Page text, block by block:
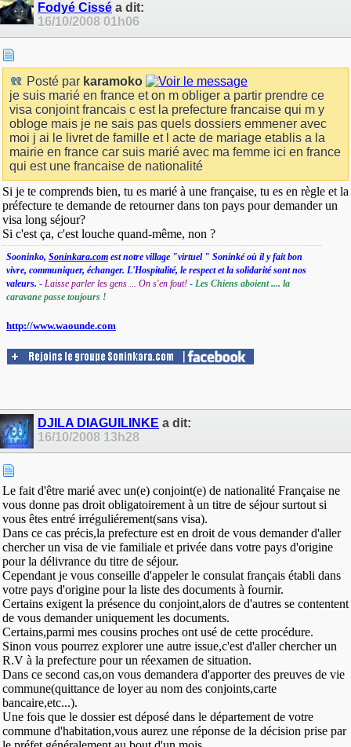
Fodyé Cissé a dit:
16/10/2008 01h06
Posté par karamoko
je suis marié en france et on m obliger a partir prendre ce
visa conjoint francais c est la prefecture francaise qui m y
obloge mais je ne sais pas quels dossiers emmener avec
moi j ai le livret de famille et l acte de mariage etablis a la
mairie en france car suis marié avec ma femme ici en france
qui est une francaise de nationalité
Si je te comprends bien, tu es marié à une française, tu es en règle et la
préfecture te demande de retourner dans ton pays pour demander un
visa long séjour?
Si c'est ça, c'est louche quand-même, non ?
Sooninko, Soninkara.com est notre village "virtuel " Soninké où il y fait bon
vivre, communiquer, échanger. L'Hospitalité, le respect et la solidarité sont nos
valeurs. - Laisse parler les gens ... On s'en fout! - Les Chiens aboient .... la
caravane passe toujours !
http://www.waounde.com
DJILA DIAGUILINKE a dit:
16/10/2008 13h28
Le fait d'être marié avec un(e) conjoint(e) de nationalité Française ne
vous donne pas droit obligatoirement à un titre de séjour surtout si
vous êtes entré irréguliérement(sans visa).
Dans ce cas précis,la prefecture est en droit de vous demander d'aller
chercher un visa de vie familiale et privée dans votre pays d'origine
pour la délivrance du titre de séjour.
Cependant je vous conseille d'appeler le consulat français établi dans
votre pays d'origine pour la liste des documents à fournir.
Certains exigent la présence du conjoint,alors de d'autres se contentent
de vous demander uniquement les documents.
Certains,parmi mes cousins proches ont usé de cette procédure.
Sinon vous pourrez explorer une autre issue,c'est d'aller chercher un
R.V à la prefecture pour un réexamen de situation.
Dans ce second cas,on vous demandera d'apporter des preuves de vie
commune(quittance de loyer au nom des conjoints,carte
bancaire,etc...).
Une fois que le dossier est déposé dans le département de votre
commune d'habitation,vous aurez une réponse de la décision prise par